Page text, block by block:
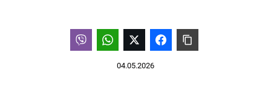
04.05.2026